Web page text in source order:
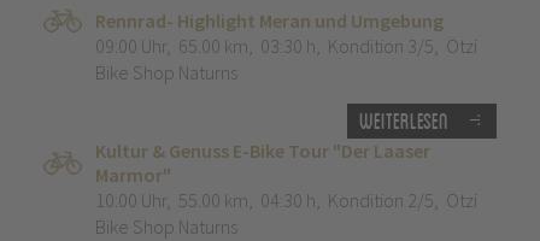
Rennrad- Highlight Meran und Umgebung
09:00 Uhr, 65.00 km, 03:30 h, Kondition 3/5, Ötzi
Bike Shop Naturns
Weiterlesen
Kultur & Genuss E-Bike Tour "Der Laaser
Marmor"
10:00 Uhr, 55.00 km, 04:30 h, Kondition 2/5, Ötzi
Bike Shop Naturns